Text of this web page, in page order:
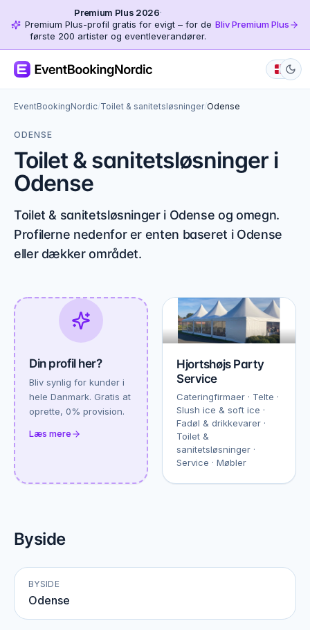
Premium Plus 2026·
Premium Plus-profil gratis for evigt – for de
første 200 artister og eventleverandører.
Bliv Premium Plus
EventBookingNordic/Toilet & sanitetsløsninger/Odense
ODENSE
Toilet & sanitetsløsninger i
Odense
Toilet & sanitetsløsninger i Odense og omegn.
Profilerne nedenfor er enten baseret i Odense
eller dækker området.
Din profil her?
Bliv synlig for kunder i
hele Danmark. Gratis at
oprette, 0% provision.
Læs mere
Hjortshøjs Party
Service
Cateringfirmaer · Telte ·
Slush ice & soft ice ·
Fadøl & drikkevarer ·
Toilet &
sanitetsløsninger ·
Service · Møbler
Byside
BYSIDE
Odense